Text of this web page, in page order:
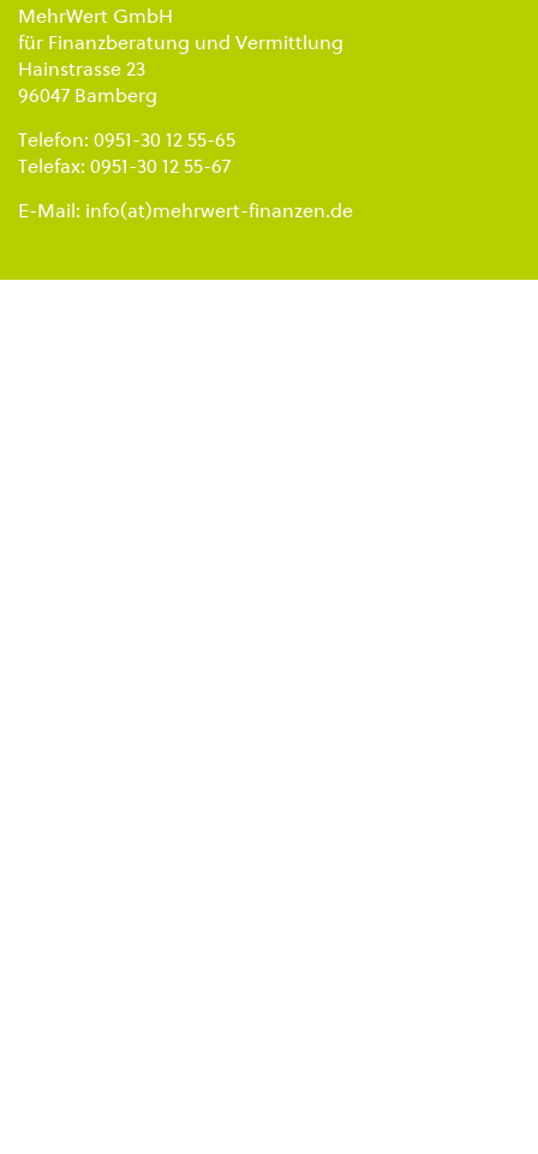
MehrWert GmbH
für Finanzberatung und Vermittlung
Hainstrasse 23
96047 Bamberg
Telefon: 0951-30 12 55-65
Telefax: 0951-30 12 55-67
E-Mail: info(at)mehrwert-finanzen.de